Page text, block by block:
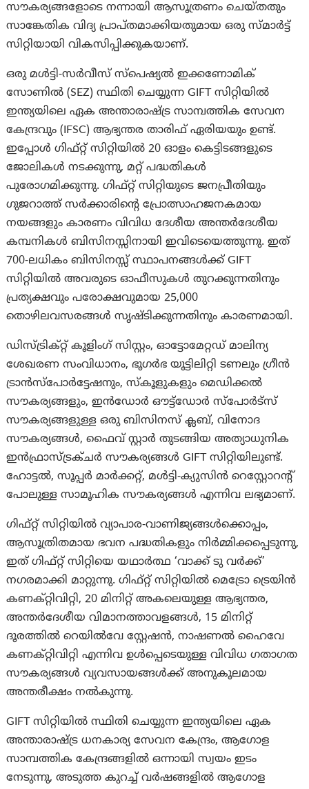
സൗകര്യങ്ങളോടെ നന്നായി ആസൂത്രണം ചെയ്തതും
സാങ്കേതിക വിദ്യ പ്രാപ്തമാക്കിയതുമായ ഒരു സ്മാർട്ട്
സിറ്റിയായി വികസിപ്പിക്കുകയാണ്.
ഒരു മൾട്ടി-സർവീസ് സ്പെഷ്യൽ ഇക്കണോമിക്
സോണിൽ (SEZ) സ്ഥിതി ചെയ്യുന്ന GIFT സിറ്റിയിൽ
ഇന്ത്യയിലെ ഏക അന്താരാഷ്ട്ര സാമ്പത്തിക സേവന
കേന്ദ്രവും (IFSC) ആഭ്യന്തര താരിഫ് ഏരിയയും ഉണ്ട്.
ഇപ്പോൾ ഗിഫ്റ്റ് സിറ്റിയിൽ 20 ഓളം കെട്ടിടങ്ങളുടെ
ജോലികൾ നടക്കുന്നു, മറ്റ് പദ്ധതികൾ
പുരോഗമിക്കുന്നു. ഗിഫ്റ്റ് സിറ്റിയുടെ ജനപ്രീതിയും
ഗുജറാത്ത് സർക്കാരിൻ്റെ പ്രോത്സാഹജനകമായ
നയങ്ങളും കാരണം വിവിധ ദേശീയ അന്തർദേശീയ
കമ്പനികൾ ബിസിനസ്സിനായി ഇവിടെയെത്തുന്നു. ഇത്
700-ലധികം ബിസിനസ്സ് സ്ഥാപനങ്ങൾക്ക് GIFT
സിറ്റിയിൽ അവരുടെ ഓഫീസുകൾ തുറക്കുന്നതിനും
പ്രത്യക്ഷവും പരോക്ഷവുമായ 25,000
തൊഴിലവസരങ്ങൾ സൃഷ്ടിക്കുന്നതിനും കാരണമായി.
ഡിസ്ട്രിക്റ്റ് കൂളിംഗ് സിസ്റ്റം, ഓട്ടോമേറ്റഡ് മാലിന്യ
ശേഖരണ സംവിധാനം, ഭൂഗർഭ യൂട്ടിലിറ്റി ടണലും ഗ്രീൻ
ട്രാൻസ്പോർട്ടേഷനും, സ്കൂളുകളും മെഡിക്കൽ
സൗകര്യങ്ങളും, ഇൻഡോർ ഔട്ട്ഡോർ സ്പോർട്സ്
സൗകര്യങ്ങളുള്ള ഒരു ബിസിനസ് ക്ലബ്, വിനോദ
സൗകര്യങ്ങൾ, ഫൈവ് സ്റ്റാർ തുടങ്ങിയ അത്യാധുനിക
ഇൻഫ്രാസ്ട്രക്ചർ സൗകര്യങ്ങൾ GIFT സിറ്റിയിലുണ്ട്.
ഹോട്ടൽ, സൂപ്പർ മാർക്കറ്റ്, മൾട്ടി-ക്യുസിൻ റെസ്റ്റോറൻ്റ്
പോലുള്ള സാമൂഹിക സൗകര്യങ്ങൾ എന്നിവ ലഭ്യമാണ്.
ഗിഫ്റ്റ് സിറ്റിയിൽ വ്യാപാര-വാണിജ്യങ്ങൾക്കൊപ്പം,
ആസൂത്രിതമായ ഭവന പദ്ധതികളും നിർമ്മിക്കപ്പെടുന്നു,
ഇത് ഗിഫ്റ്റ് സിറ്റിയെ യഥാർത്ഥ ‘വാക്ക് ടു വർക്ക്’
നഗരമാക്കി മാറ്റുന്നു. ഗിഫ്റ്റ് സിറ്റിയിൽ മെട്രോ ട്രെയിൻ
കണക്റ്റിവിറ്റി, 20 മിനിറ്റ് അകലെയുള്ള ആഭ്യന്തര,
അന്തർദേശീയ വിമാനത്താവളങ്ങൾ, 15 മിനിറ്റ്
ദൂരത്തിൽ റെയിൽവേ സ്റ്റേഷൻ, നാഷണൽ ഹൈവേ
കണക്റ്റിവിറ്റി എന്നിവ ഉൾപ്പെടെയുള്ള വിവിധ ഗതാഗത
സൗകര്യങ്ങൾ വ്യവസായങ്ങൾക്ക് അനുകൂലമായ
അന്തരീക്ഷം നൽകുന്നു.
GIFT സിറ്റിയിൽ സ്ഥിതി ചെയ്യുന്ന ഇന്ത്യയിലെ ഏക
അന്താരാഷ്ട്ര ധനകാര്യ സേവന കേന്ദ്രം, ആഗോള
സാമ്പത്തിക കേന്ദ്രങ്ങളിൽ ഒന്നായി സ്വയം ഇടം
നേടുന്നു, അടുത്ത കുറച്ച് വർഷങ്ങളിൽ ആഗോള